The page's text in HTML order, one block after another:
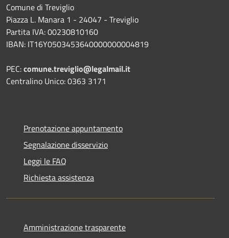
Comune di Treviglio
Piazza L. Manara 1 - 24047 - Treviglio
Partita IVA: 00230810160
IBAN: IT16Y0503453640000000004819
PEC:comune.treviglio@legalmail.it
Centralino Unico: 0363 3171
Prenotazione appuntamento
Segnalazione disservizio
Leggi le FAQ
Richiesta assistenza
Amministrazione trasparente